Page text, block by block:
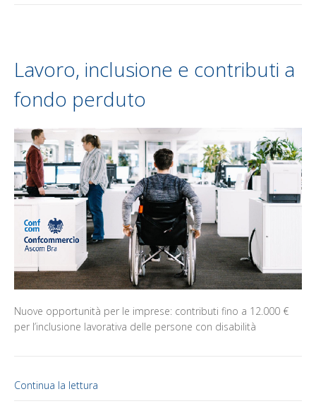
Lavoro, inclusione e contributi a
fondo perduto
Nuove opportunità per le imprese: contributi fino a 12.000 €
per l’inclusione lavorativa delle persone con disabilità
Continua la lettura